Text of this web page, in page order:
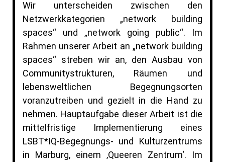
Wir unterscheiden zwischen den
Netzwerkkategorien „network building
spaces“ und „network going public“. Im
Rahmen unserer Arbeit an „network building
spaces“ streben wir an, den Ausbau von
Communitystrukturen, Räumen und
lebensweltlichen Begegnungsorten
voranzutreiben und gezielt in die Hand zu
nehmen. Hauptaufgabe dieser Arbeit ist die
mittelfristige Implementierung eines
LSBT*IQ-Begegnungs- und Kulturzentrums
in Marburg, einem ‚Queeren Zentrum‘. Im